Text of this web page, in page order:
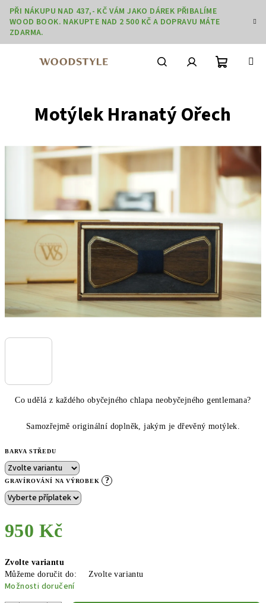
Přejít
obsah
PŘI NÁKUPU NAD 437,- KČ VÁM JAKO DÁREK PŘIBALÍME
WOOD BOOK. NAKUPTE NAD 2 500 KČ A DOPRAVU MÁTE
ZDARMA.
košík
Co udělá z každého obyčejného chlapa neobyčejného gentlemana?
Samozřejmě originální doplněk, jakým je dřevěný motýlek.
BARVA STŘEDU
GRAVÍROVÁNÍ NA VÝROBEK ?
950 Kč
cena:
Zvolte variantu
Můžeme doručit do:
Zvolte variantu
Možnosti doručení
Motýlek Hranatý Ořech